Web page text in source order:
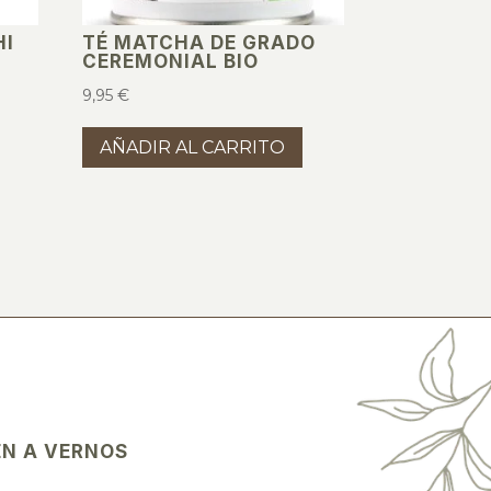
TÉ MATCHA DE GRADO
CEREMONIAL BIO
9,95€
AÑADIR AL CARRITO
A VERNOS